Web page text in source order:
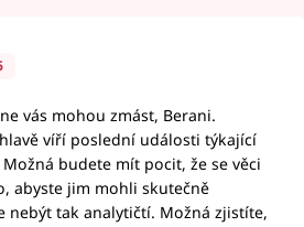
vás mohou zmást, Berani.
víří poslední události týkající
budete mít pocit, že se věci
abyste jim mohli skutečně
nebýt tak analytičtí. Možná zjistíte,